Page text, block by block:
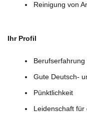
Reinigung von
Ihr Profil
Berufserfahrung
Gute Deutsch-
Pünktlichkeit
Leidenschaft für